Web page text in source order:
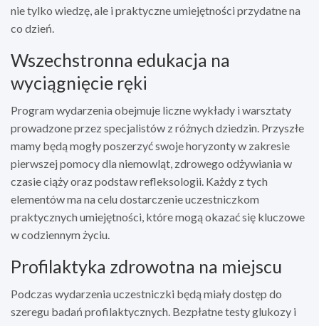
nie tylko wiedzę, ale i praktyczne umiejętności przydatne na
co dzień.
Wszechstronna edukacja na
wyciągnięcie ręki
Program wydarzenia obejmuje liczne wykłady i warsztaty
prowadzone przez specjalistów z różnych dziedzin. Przyszłe
mamy będą mogły poszerzyć swoje horyzonty w zakresie
pierwszej pomocy dla niemowląt, zdrowego odżywiania w
czasie ciąży oraz podstaw refleksologii. Każdy z tych
elementów ma na celu dostarczenie uczestniczkom
praktycznych umiejętności, które mogą okazać się kluczowe
w codziennym życiu.
Profilaktyka zdrowotna na miejscu
Podczas wydarzenia uczestniczki będą miały dostęp do
szeregu badań profilaktycznych. Bezpłatne testy glukozy i